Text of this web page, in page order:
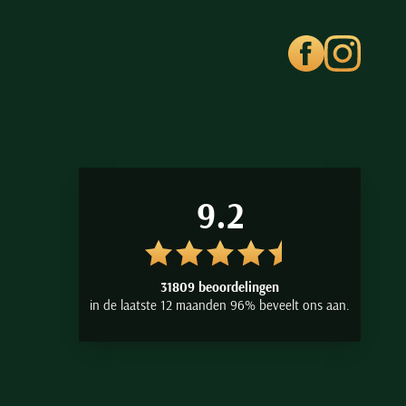
9.2
31809 beoordelingen
in de laatste 12 maanden 96% beveelt ons aan.